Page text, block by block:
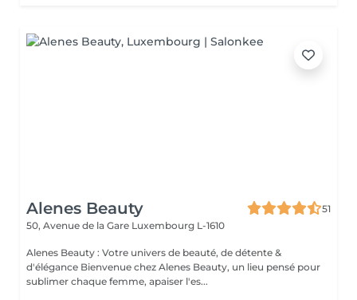
Alenes Beauty
51
50, Avenue de la Gare Luxembourg L-1610
Alenes Beauty : Votre univers de beauté, de détente &
d'élégance Bienvenue chez Alenes Beauty, un lieu pensé pour
sublimer chaque femme, apaiser l'es...